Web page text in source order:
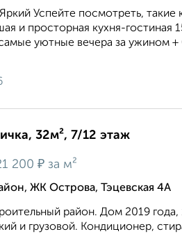
Успейте посмотреть, такие
и просторная кухня-гостиная
уютные вечера за ужином +
32м², 7/12 этаж
200 ₽ за м²
ЖК Острова, Тэцевская 4А
район. Дом 2019
и грузовой. Кондиционер,